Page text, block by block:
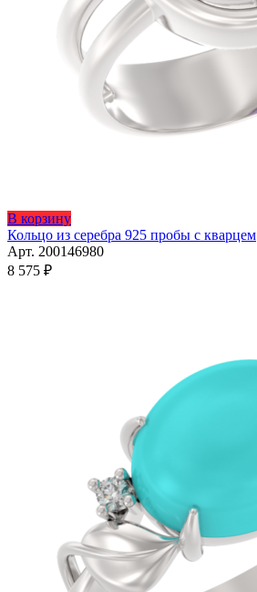
В корзинуЭтот
товар
имеет
Кольцо из серебра 925 пробы с кварцем
Арт. 200146980
8 575 ₽